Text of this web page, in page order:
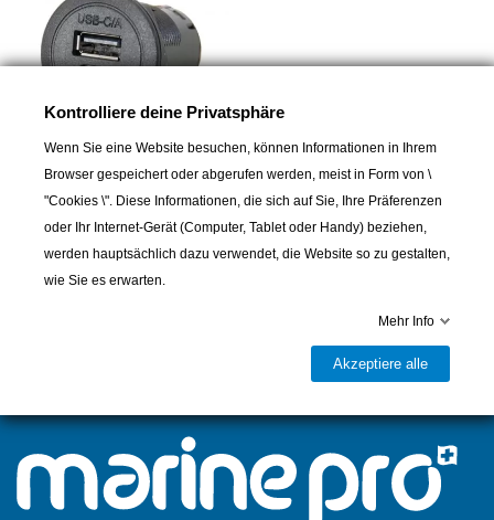
PRO CAR
C/A-Installationsanschluss,
rund 12/24 V 3,6 A 36 mm
39,00 CHF
Kontrolliere deine Privatsphäre
Wenn Sie eine Website besuchen, können Informationen in Ihrem
Browser gespeichert oder abgerufen werden, meist in Form von \
"Cookies \". Diese Informationen, die sich auf Sie, Ihre Präferenzen
oder Ihr Internet-Gerät (Computer, Tablet oder Handy) beziehen,
werden hauptsächlich dazu verwendet, die Website so zu gestalten,
wie Sie es erwarten.
Mehr Info
Akzeptiere alle